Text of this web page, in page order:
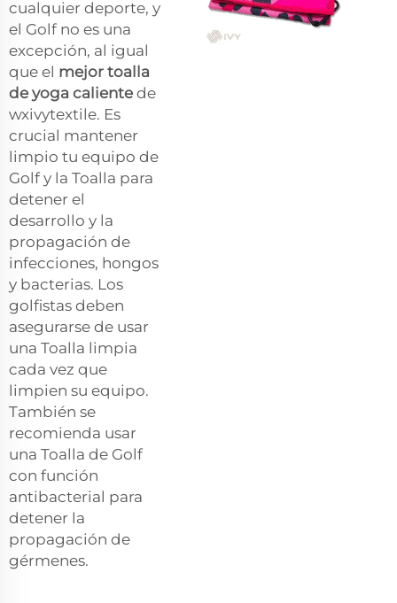
cualquier deporte, y
el Golf no es una
excepción, al igual
que el mejor toalla
de yoga calientede
wxivytextile. Es
crucial mantener
limpio tu equipo de
Golf y la Toalla para
detener el
desarrollo y la
propagación de
infecciones, hongos
y bacterias. Los
golfistas deben
asegurarse de usar
una Toalla limpia
cada vez que
limpien su equipo.
También se
recomienda usar
una Toalla de Golf
con función
antibacterial para
detener la
propagación de
gérmenes.